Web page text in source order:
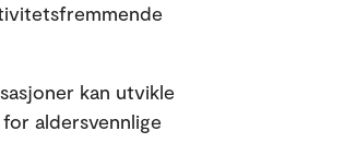
kan utvikle
aldersvennlige